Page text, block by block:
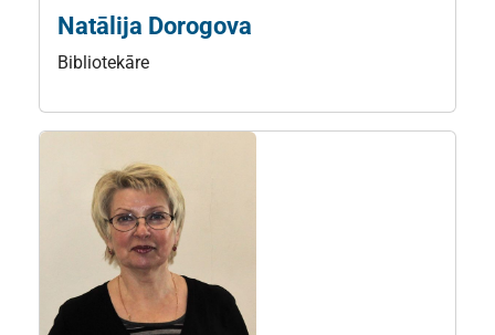
Natālija Dorogova
Bibliotekāre